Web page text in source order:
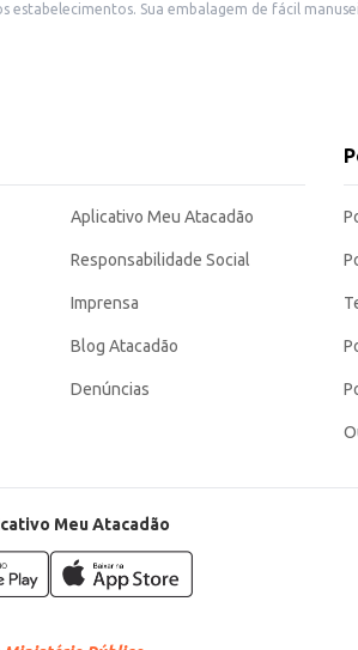
revenda em pequenos comércios,
escolha eficiente para quem busca praticidade e
Aplicativo Meu Atacadão
Responsabilidade Social
Imprensa
Blog Atacadão
Denúncias
Meu Atacadão